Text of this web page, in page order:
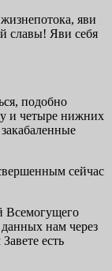
яви
славы! Яви себя
подобно
и четыре нижних
сейчас
Всемогущего
нам через
есть